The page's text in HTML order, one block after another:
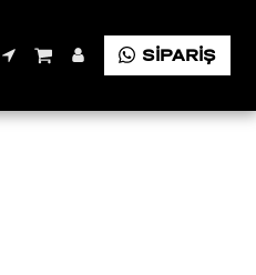
SİPARİŞ